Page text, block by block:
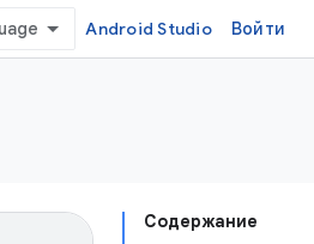
Android Studio Войти
Содержание